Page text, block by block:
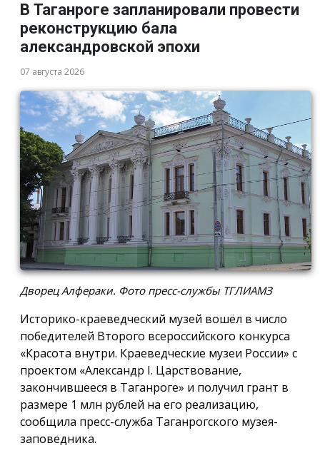
В Таганроге запланировали провести
реконструкцию бала
александровской эпохи
07 августа 2026
Дворец Алфераки. Фото пресс-службы ТГЛИАМЗ
Историко-краеведческий музей вошёл в число
победителей Второго всероссийского конкурса
«Красота внутри. Краеведческие музеи России» с
проектом «Александр I. Царствование,
закончившееся в Таганроге» и получил грант в
размере 1 млн рублей на его реализацию,
сообщила пресс-служба Таганрогского музея-
заповедника.